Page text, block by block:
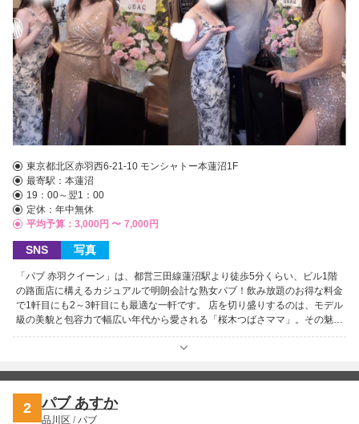
東京都北区赤羽西6-21-10 モンシャトー本蓮沼1F
最寄駅： 本蓮沼
19：00～翌1：00
定休：年中無休
平均予算：3,000円 〜 7,000円
SNS 写真
「パブ 赤羽クイーン」は、都営三田線蓮沼駅より徒歩5分くらい、ビル1階
の路面店に構えるカジュアルで明朗会計な熟女パブ！飲み放題のお得な料金
で1軒目にも2～3軒目にも最適な一軒です。 店を切り盛りするのは、モデル
級の美貌と包容力で幅広い年代から愛される「桜木つばさママ」。その魅力
に惹かれ、常連客が足繁く通う人気店です。在籍する30代中心の女の子た
ちは、制服ワンピースや私服で自然体な雰囲気で、初々しい子から盛り上げ
ーツも完備され、友達とワイワイ楽しむもよし、カウンターでゆったり会話
を楽しむもよし！ノリの良さと居心地の良さが絶妙に融合した「赤羽クイー
ン」は、初めての方も常連さんも満足できる“ちょうどいい夜遊び”のスポッ
2 パブ あすか
品川区 /パブ